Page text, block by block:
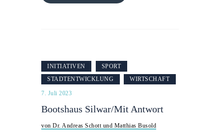
INITIATIVEN
SPORT
STADTENTWICKLUNG
WIRTSCHAFT
7. Juli 2023
Bootshaus Silwar/Mit Antwort
von Dr. Andreas Schott und Matthias Busold